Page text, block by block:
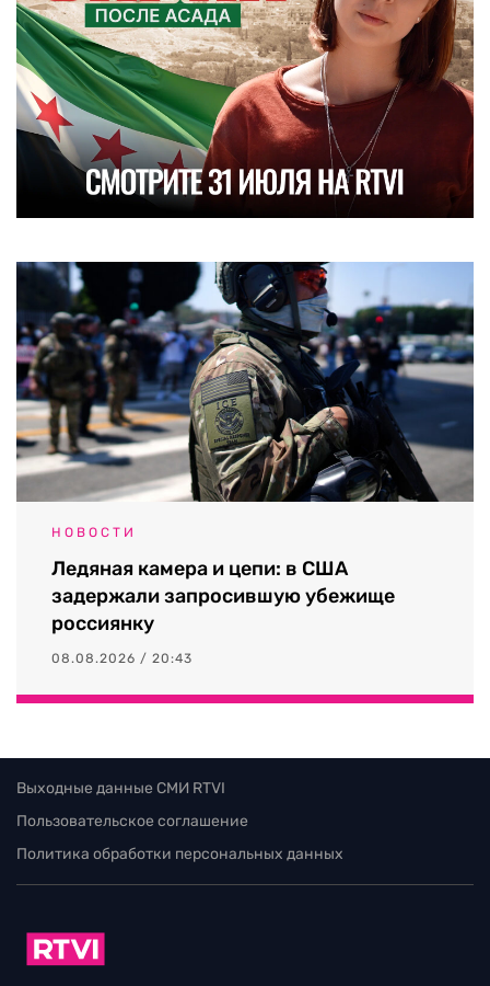
НОВОСТИ
Ледяная камера и цепи: в США
задержали запросившую убежище
россиянку
08.08.2026 / 20:43
Выходные данные СМИ RTVI
Пользовательское соглашение
Политика обработки персональных данных